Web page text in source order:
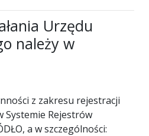
Urzędu
należy w
z zakresu rejestracji
Systemie Rejestrów
a w szczególności: